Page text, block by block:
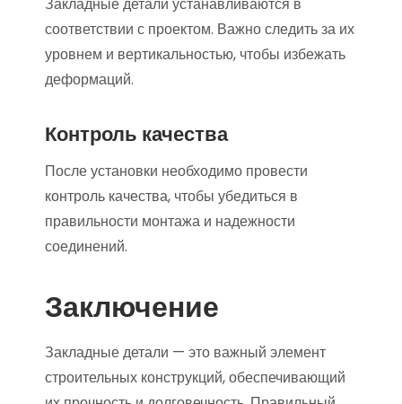
Закладные детали устанавливаются в
соответствии с проектом. Важно следить за их
уровнем и вертикальностью, чтобы избежать
деформаций.
Контроль качества
После установки необходимо провести
контроль качества, чтобы убедиться в
правильности монтажа и надежности
соединений.
Заключение
Закладные детали — это важный элемент
строительных конструкций, обеспечивающий